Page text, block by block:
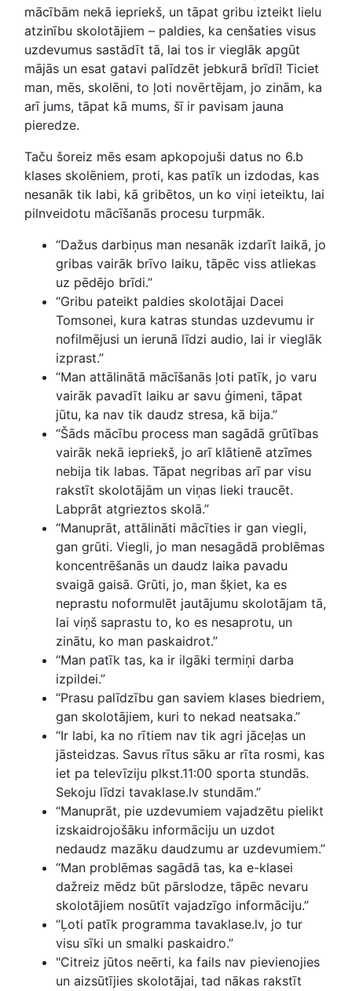
mācībām nekā iepriekš, un tāpat gribu izteikt lielu
atzinību skolotājiem – paldies, ka cenšaties visus
uzdevumus sastādīt tā, lai tos ir vieglāk apgūt
mājās un esat gatavi palīdzēt jebkurā brīdī! Ticiet
man, mēs, skolēni, to ļoti novērtējam, jo zinām, ka
arī jums, tāpat kā mums, šī ir pavisam jauna
pieredze.
Taču šoreiz mēs esam apkopojuši datus no 6.b
klases skolēniem, proti, kas patīk un izdodas, kas
nesanāk tik labi, kā gribētos, un ko viņi ieteiktu, lai
pilnveidotu mācīšanās procesu turpmāk.
“Dažus darbiņus man nesanāk izdarīt laikā, jo
gribas vairāk brīvo laiku, tāpēc viss atliekas
uz pēdējo brīdi.”
“Gribu pateikt paldies skolotājai Dacei
Tomsonei, kura katras stundas uzdevumu ir
nofilmējusi un ierunā līdzi audio, lai ir vieglāk
izprast.”
“Man attālinātā mācīšanās ļoti patīk, jo varu
vairāk pavadīt laiku ar savu ģimeni, tāpat
jūtu, ka nav tik daudz stresa, kā bija.”
“Šāds mācību process man sagādā grūtības
vairāk nekā iepriekš, jo arī klātienē atzīmes
nebija tik labas. Tāpat negribas arī par visu
rakstīt skolotājām un viņas lieki traucēt.
Labprāt atgrieztos skolā.”
“Manuprāt, attālināti mācīties ir gan viegli,
gan grūti. Viegli, jo man nesagādā problēmas
koncentrēšanās un daudz laika pavadu
svaigā gaisā. Grūti, jo, man šķiet, ka es
neprastu noformulēt jautājumu skolotājam tā,
lai viņš saprastu to, ko es nesaprotu, un
zinātu, ko man paskaidrot.”
“Man patīk tas, ka ir ilgāki termiņi darba
izpildei.”
“Prasu palīdzību gan saviem klases biedriem,
gan skolotājiem, kuri to nekad neatsaka.”
“Ir labi, ka no rītiem nav tik agri jāceļas un
jāsteidzas. Savus rītus sāku ar rīta rosmi, kas
iet pa televīziju plkst.11:00 sporta stundās.
Sekoju līdzi tavaklase.lv stundām.”
“Manuprāt, pie uzdevumiem vajadzētu pielikt
izskaidrojošāku informāciju un uzdot
nedaudz mazāku daudzumu ar uzdevumiem.”
“Man problēmas sagādā tas, ka e-klasei
dažreiz mēdz būt pārslodze, tāpēc nevaru
skolotājiem nosūtīt vajadzīgo informāciju.”
“Ļoti patīk programma tavaklase.lv, jo tur
visu sīki un smalki paskaidro.”
"Citreiz jūtos neērti, ka fails nav pievienojies
un aizsūtījies skolotājai, tad nākas rakstīt